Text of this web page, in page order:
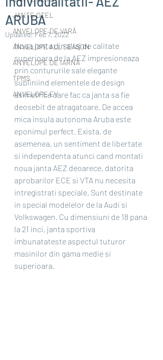
JANTE OȚEL
ANVELOPE DE VARĂ
ANVELOPE ALL SEASON
ANVELOPE DE IARNĂ
TPMS
ANVELOPE EV
ARUBA
Updated:Feb 7, 2022
Noua janta din aliaj de calitate
superioara de la AEZ impresioneaza
prin contururile sale elegante
subliniind elementele de design
asimetrice care fac ca janta sa fie
deosebit de atragatoare. De accea
mica insula autonoma Aruba este
eponimul perfect. Exista, de
asemenea, un sentiment de libertate
si independenta atunci cand montati
noua janta AEZ deoarece, datorita
aprobarilor ECE si VTA nu necesita
intregistrati speciale. Sunt destinate
in special modelelor de la Audi si
Volkswagen. Cu dimensiuni de 18 pana
la 21 inci, janta sportiva
imbunatateste aspectul tuturor
masinilor din gama medie si
superioara.